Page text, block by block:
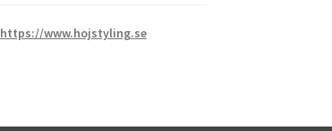
https://www.hojstyling.se